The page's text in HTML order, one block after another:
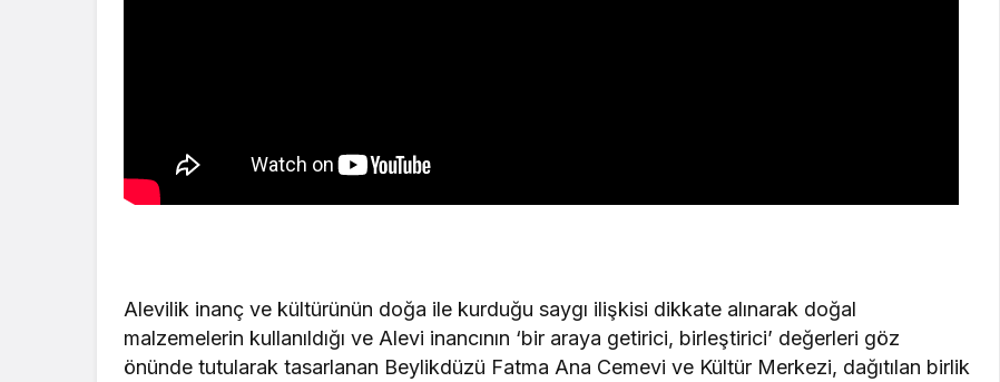
Alevilik inanç ve kültürünün doğa ile kurduğu saygı ilişkisi dikkate alınarak doğal
malzemelerin kullanıldığı ve Alevi inancının ‘bir araya getirici, birleştirici’ değerleri göz
önünde tutularak tasarlanan Beylikdüzü Fatma Ana Cemevi ve Kültür Merkezi, dağıtılan birlik